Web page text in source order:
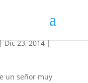
Dic 23, 2014|
un señor muy